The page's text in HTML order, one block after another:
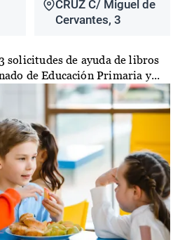
CRUZ C/ Miguel de
Cervantes, 3
solicitudes de ayuda de libros
de Educación Primaria y...